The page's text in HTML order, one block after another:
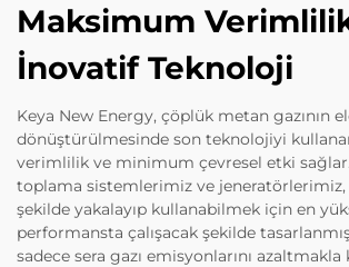
Maksimum
İnovatif Teknoloji
Keya New Energy, çöplük metan gazının
dönüştürülmesinde son teknolojiyi
verimlilik ve minimum çevresel etki
toplama sistemlerimiz ve jeneratörlerimiz,
şekilde yakalayıp kullanabilmek için en
performansta çalışacak şekilde
sadece sera gazı emisyonlarını azaltmakla